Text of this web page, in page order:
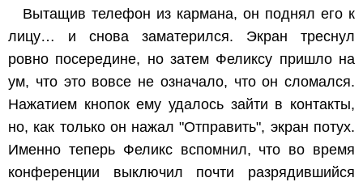
Вытащив телефон из кармана, он поднял его к
лицу… и снова заматерился. Экран треснул
ровно посередине, но затем Феликсу пришло на
ум, что это вовсе не означало, что он сломался.
Нажатием кнопок ему удалось зайти в контакты,
но, как только он нажал "Отправить", экран потух.
Именно теперь Феликс вспомнил, что во время
конференции выключил почти разрядившийся